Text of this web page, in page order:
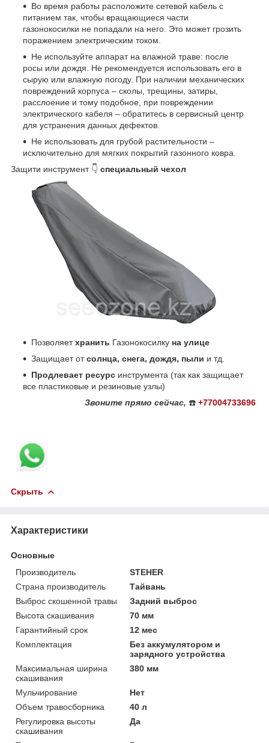
Во время работы расположите сетевой кабель с
питанием так, чтобы вращающиеся части
газонокосилки не попадали на него. Это может грозить
поражением электрическим током.
Не используйте аппарат на влажной траве: после
росы или дождя. Не рекомендуется использовать его в
сырую или влажную погоду. При наличии механических
повреждений корпуса – сколы, трещины, затиры,
расслоение и тому подобное, при повреждении
электрического кабеля – обратитесь в сервисный центр
для устранения данных дефектов.
Не использовать для грубой растительности –
исключительно для мягких покрытий газонного ковра.
Защити инструмент 👇 специальный чехол
Позволяетхранить Газонокосилку на улице
Защищает отсолнца, снега, дождя, пыли и тд.
Продлевает ресурс инструмента (так как защищает
все пластиковые и резиновые узлы)
Звоните прямо сейчас, ☎️ +77004733696
Скрыть
Характеристики
Основные
Производитель
STEHER
Страна производитель
Тайвань
Выброс скошенной травы
Задний выброс
Высота скашивания
70 мм
Гарантийный срок
12 мес
Комплектация
Без аккумулятором и
зарядного устройства
Максимальная ширина
скашивания
380 мм
Мульчирование
Нет
Объем травосборника
40 л
Регулировка высоты
скашивания
Да